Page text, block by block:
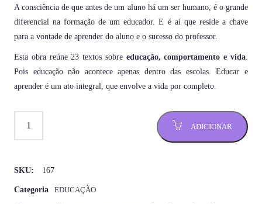
A consciência de que antes de um aluno há um ser humano, é o grande
diferencial na formação de um educador. E é aí que reside a chave
para a vontade de aprender do aluno e o sucesso do professor.
Esta obra reúne 23 textos sobre educação, comportamento e vida.
Pois educação não acontece apenas dentro das escolas. Educar e
aprender é um ato integral, que envolve a vida por completo.
ADICIONAR
SKU: 167
Categoria EDUCAÇÃO